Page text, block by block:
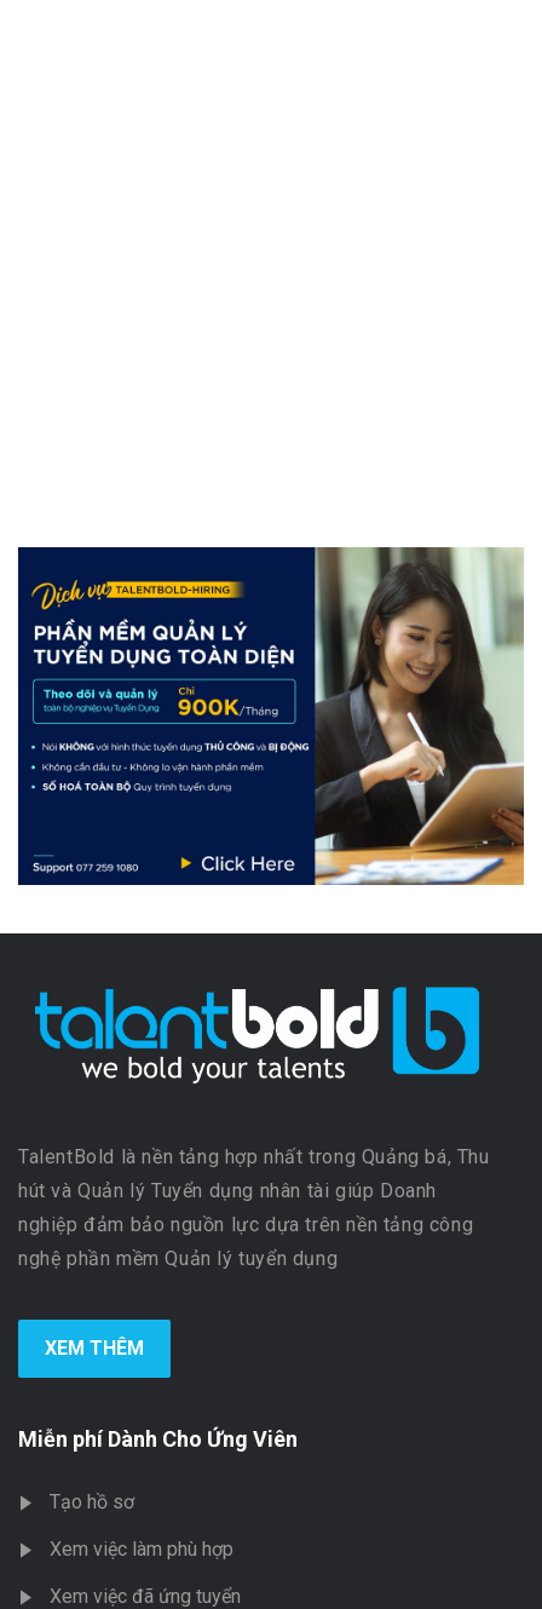
TalentBold là nền tảng hợp nhất trong Quảng bá, Thu
hút và Quản lý Tuyển dụng nhân tài giúp Doanh
nghiệp đảm bảo nguồn lực dựa trên nền tảng công
nghệ phần mềm Quản lý tuyển dụng
XEM THÊM
Miễn phí Dành Cho Ứng Viên
Tạo hồ sơ
Xem việc làm phù hợp
Xem việc đã ứng tuyển